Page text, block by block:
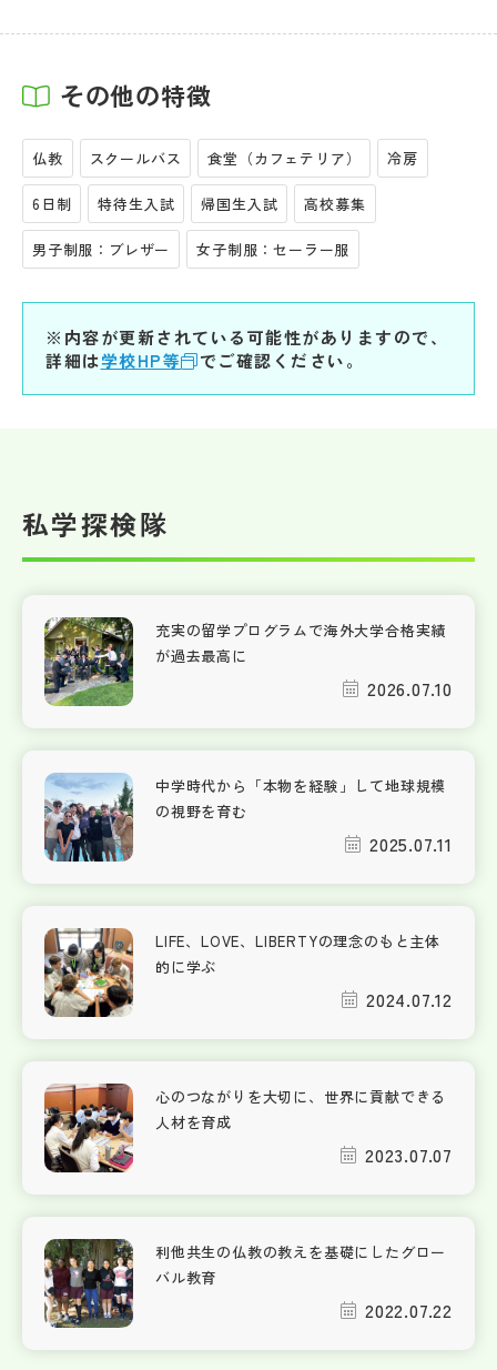
その他の特徴
仏教 スクールバス 食堂（カフェテリア） 冷房
6日制 特待生入試 帰国生入試 高校募集
男子制服：ブレザー 女子制服：セーラー服
※内容が更新されている可能性がありますので、
詳細は学校HP等 でご確認ください。
私学探検隊
充実の留学プログラムで海外大学合格実績
が過去最高に
2026.07.10
中学時代から「本物を経験」して地球規模
の視野を育む
2025.07.11
LIFE、LOVE、LIBERTYの理念のもと主体
的に学ぶ
2024.07.12
心のつながりを大切に、世界に貢献できる
人材を育成
2023.07.07
利他共生の仏教の教えを基礎にしたグロー
バル教育
2022.07.22